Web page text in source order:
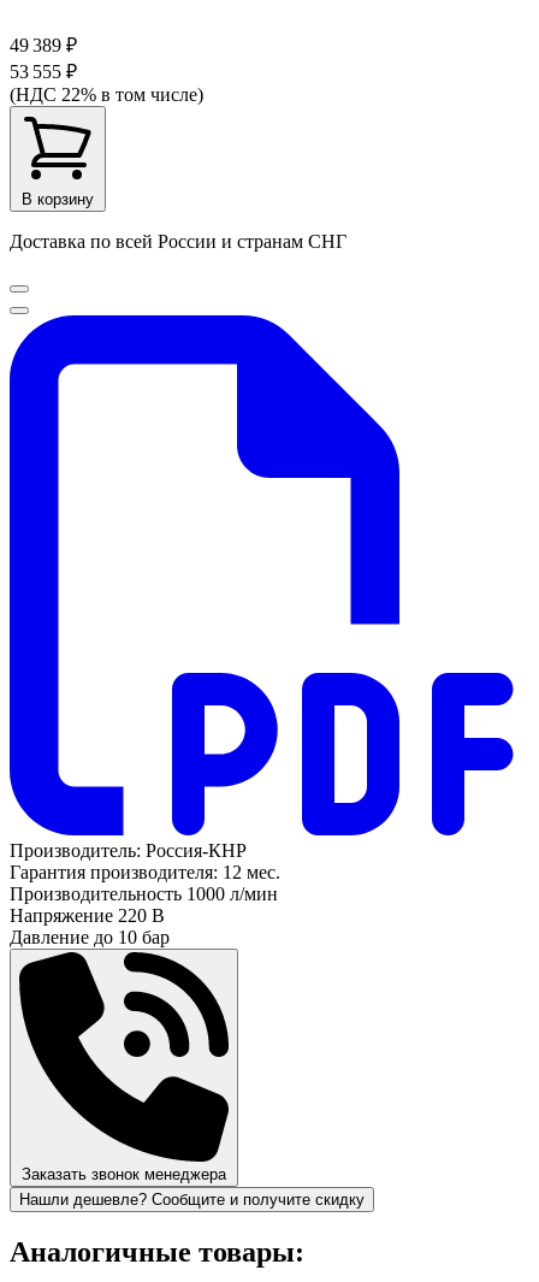
49 389 ₽
53 555 ₽
(НДС 22% в том числе)
В корзину
Доставка по всей России и странам СНГ
Производитель: Россия-КНР
Гарантия производителя: 12 мес.
Производительность 1000 л/мин
Напряжение 220 В
Давление до 10 бар
Заказать звонок менеджера
Нашли дешевле? Сообщите и получите скидку
Аналогичные товары: